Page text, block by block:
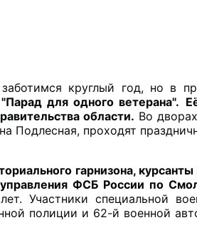
для одного ветерана".
области. Во
Подлесная, проходят
гарнизона,
ФСБ России по
Участники специальной
полиции и 62-й военной